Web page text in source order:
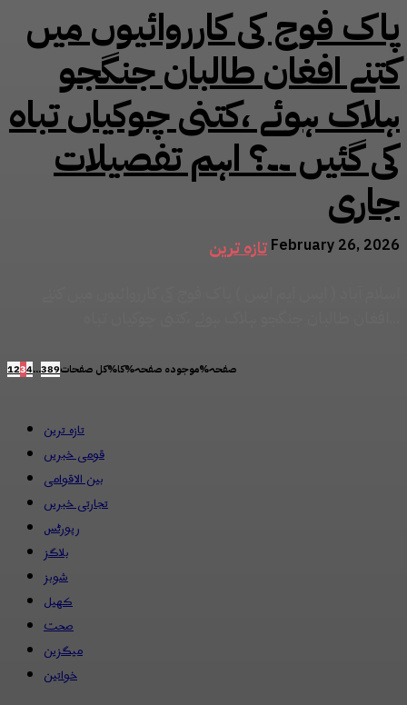
پاک فوج کی کارروائیوں میں
کتنے افغان طالبان جنگجو
ہلاک ہوئے ،کتنی چوکیاں تباہ
کی گئیں ۔۔؟ اہم تفصیلات
جاری
تازہ ترین February 26, 2026
1234...389صفحہ%موجودہ صفحہ%کا%کل صفحات
تازہ ترین
قومی خبریں
بین الاقوامی
تجارتی خبریں
رپورٹس
بلاگز
شوبز
کھیل
صحت
میگزین
خواتین